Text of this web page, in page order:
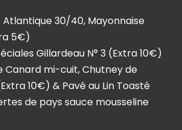
30/40, Mayonnaise
5€)
Gillardeau N° 3 (Extra 10€)
Canard mi-cuit, Chutney de
10€) & Pavé au Lin Toasté
de pays sauce mousseline